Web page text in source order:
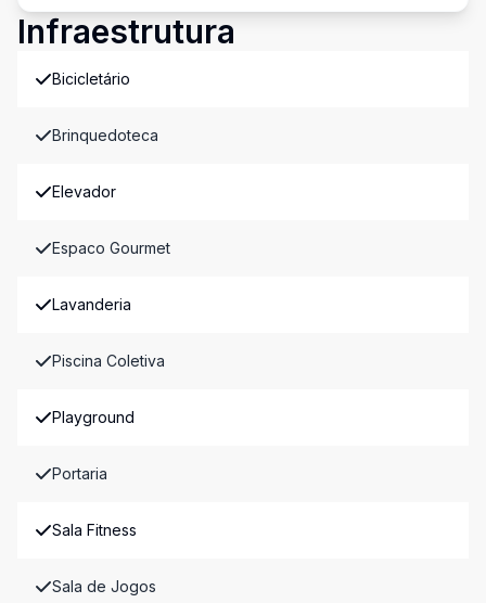
Infraestrutura
Bicicletário
Brinquedoteca
Elevador
Espaco Gourmet
Lavanderia
Piscina Coletiva
Playground
Portaria
Sala Fitness
Sala de Jogos